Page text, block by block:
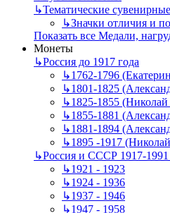
↳Тематические
↳Значки отличия и
Показать все Медали,
Монеты
↳Россия до 1917 года
↳1762-1796
↳1801-1825
↳1825-1855
↳1855-1881
↳1881-1894
↳1895 -1917
↳Россия и СССР 1917-1991
↳1921 - 1923
↳1924 - 1936
↳1937 - 1946
↳1947 - 1958